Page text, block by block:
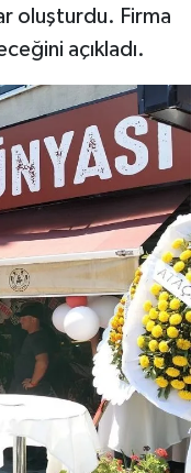
oluşturdu. Firma
açıkladı.